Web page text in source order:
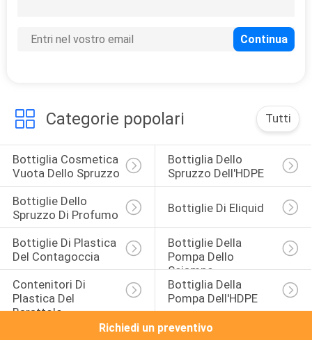
provetta della mano
38
Bottiglie della
bevanda
dell'ANIMALE
DOMESTICO
27
Categorie popolari Tutti
Bottiglia Cosmetica
Vuota Dello Spruzzo
Bottiglia Dello
Spruzzo Dell'HDPE
Bottiglie Dello
Spruzzo Di Profumo
Bottiglie Di Eliquid
Bottiglie Di Plastica
Del Contagoccia
Bottiglie Della
Pompa Dello
Sciampo
Contenitori Di
Plastica Del
Barattolo
Bottiglia Della
Pompa Dell'HDPE
Richiedi un preventivo